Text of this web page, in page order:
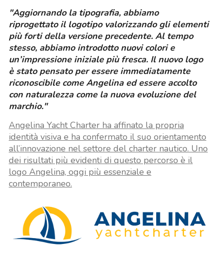
"Aggiornando la tipografia, abbiamo
riprogettato il logotipo valorizzando gli elementi
più forti della versione precedente. Al tempo
stesso, abbiamo introdotto nuovi colori e
un’impressione iniziale più fresca. Il nuovo logo
è stato pensato per essere immediatamente
riconoscibile come Angelina ed essere accolto
con naturalezza come la nuova evoluzione del
marchio."
Angelina Yacht Charter ha affinato la propria
identità visiva e ha confermato il suo orientamento
all’innovazione nel settore del charter nautico. Uno
dei risultati più evidenti di questo percorso è il
logo Angelina, oggi più essenziale e
contemporaneo.